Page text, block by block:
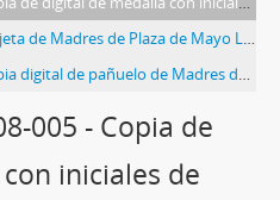
Madres de Plaza de Mayo Línea Fundadora
de Madres de Plaza de Mayo Bahía Blanca
005 - Copia de
iniciales de